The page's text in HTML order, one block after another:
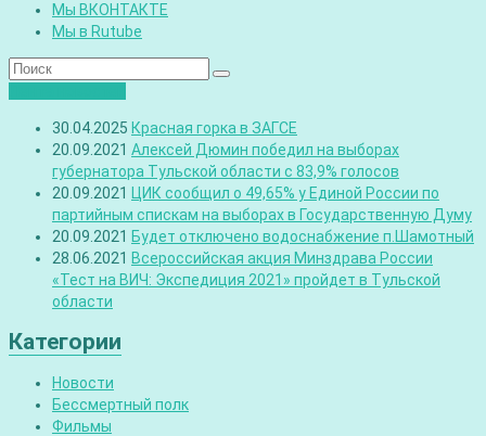
Мы ВКОНТАКТЕ
Мы в Rutube
30.04.2025 Красная горка в ЗАГСЕ
20.09.2021 Алексей Дюмин победил на выборах
губернатора Тульской области с 83,9% голосов
20.09.2021 ЦИК сообщил о 49,65% у Единой России по
партийным спискам на выборах в Государственную Думу
20.09.2021 Будет отключено водоснабжение п.Шамотный
28.06.2021 Всероссийская акция Минздрава России
«Тест на ВИЧ: Экспедиция 2021» пройдет в Тульской
области
Категории
Новости
Бессмертный полк
Фильмы